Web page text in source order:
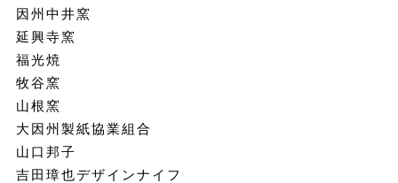
因州中井窯
延興寺窯
福光焼
牧谷窯
山根窯
大因州製紙協業組合
山口邦子
吉田璋也デザインナイフ